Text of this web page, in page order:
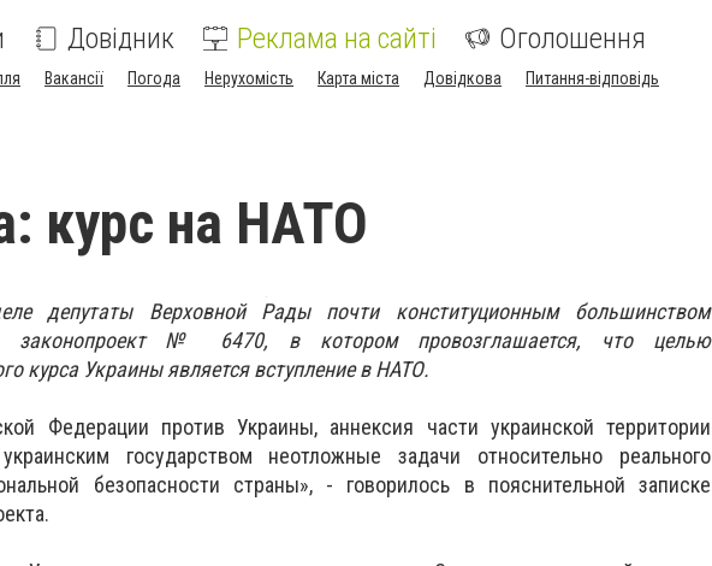
Довідник Реклама на сайті Оголошення
Вакансії Погода Нерухомість Карта міста Довідкова Питання-відповідь
курс на НАТО
депутаты Верховной Рады почти конституционным большинством
законопроект № 6470, в котором провозглашается, что целью
курса Украины является вступление в НАТО.
Федерации против Украины, аннексия части украинской территории
государством неотложные задачи относительно реального
безопасности страны», - говорилось в пояснительной записке